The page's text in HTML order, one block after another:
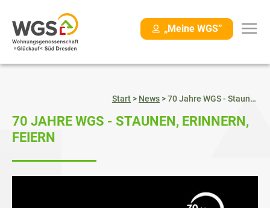
Navigation„Meine WGS”
Start > News > 70 Jahre WGS - Staunen, Erinnern, Feiern
70 JAHRE WGS - STAUNEN, ERINNERN,
FEIERN